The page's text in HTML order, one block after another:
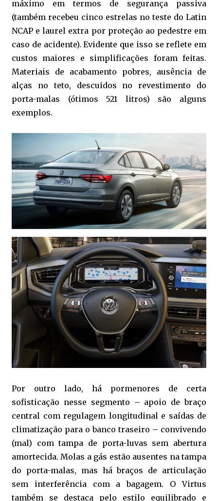
máximo em termos de segurança passiva
(também recebeu cinco estrelas no teste do Latin
NCAP e laurel extra por proteção ao pedestre em
caso de acidente). Evidente que isso se reflete em
custos maiores e simplificações foram feitas.
Materiais de acabamento pobres, ausência de
alças no teto, descuidos no revestimento do
porta-malas (ótimos 521 litros) são alguns
exemplos.
Por outro lado, há pormenores de certa
sofisticação nesse segmento – apoio de braço
central com regulagem longitudinal e saídas de
climatização para o banco traseiro – convivendo
(mal) com tampa de porta-luvas sem abertura
amortecida. Molas a gás estão ausentes na tampa
do porta-malas, mas há braços de articulação
sem interferência com a bagagem. O Virtus
também se destaca pelo estilo equilibrado e